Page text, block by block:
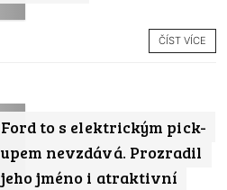
ČÍST VÍCE
Ford to s elektrickým pick-
upem nevzdává. Prozradil
jeho jméno i atraktivní